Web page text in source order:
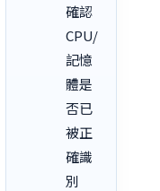
確認
CPU/
記憶
體是
否已
被正
確識
別